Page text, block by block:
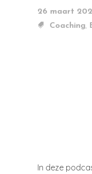
26 maart
Coaching,
In deze